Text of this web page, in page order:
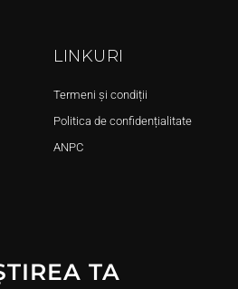
LINKURI
Termeni și condiții
Politica de confidențialitate
ANPC
TA